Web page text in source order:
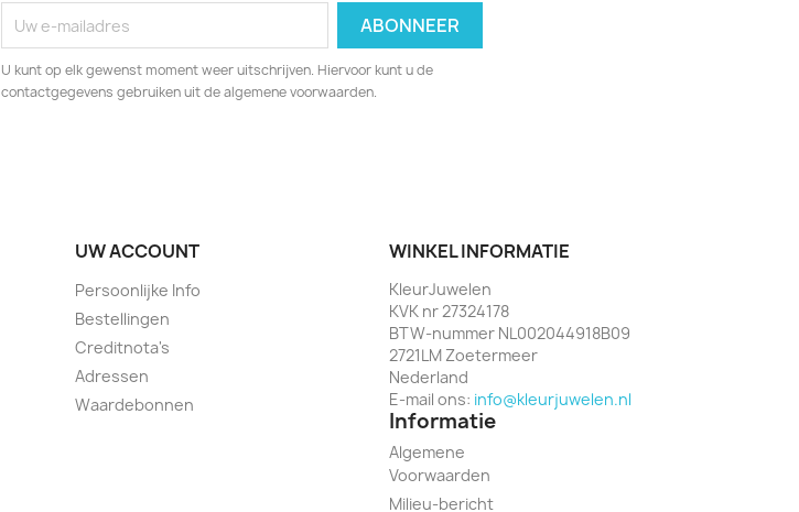
U kunt op elk gewenst moment weer uitschrijven. Hiervoor kunt u de
contactgegevens gebruiken uit de algemene voorwaarden.
UW ACCOUNT
Persoonlijke Info
Bestellingen
Creditnota's
Adressen
Waardebonnen
WINKEL INFORMATIE
KleurJuwelen
KVK nr 27324178
BTW-nummer NL002044918B09
2721LM Zoetermeer
Nederland
E-mail ons: info@kleurjuwelen.nl
Informatie
Algemene
Voorwaarden
Milieu-bericht